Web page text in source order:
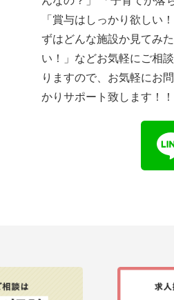
「賞与はしっかり欲しい
ずはどんな施設か見てみ
い！」などお気軽にご相
りますので、お気軽にお
かりサポート致します！！